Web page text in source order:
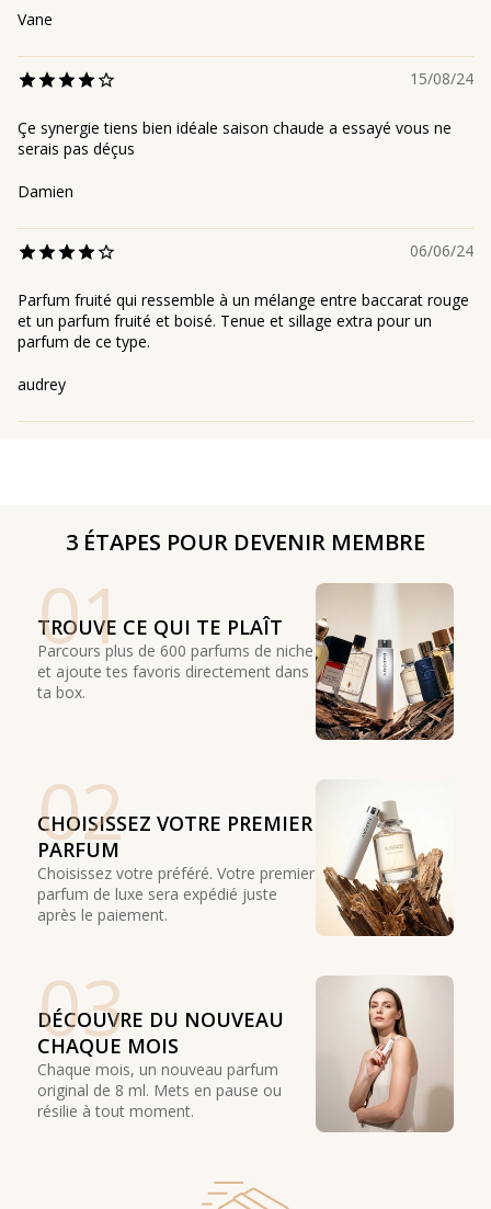
Vane
15/08/24
Çe synergie tiens bien idéale saison chaude a essayé vous ne
serais pas déçus
Damien
06/06/24
Parfum fruité qui ressemble à un mélange entre baccarat rouge
et un parfum fruité et boisé. Tenue et sillage extra pour un
parfum de ce type.
audrey
3 ÉTAPES POUR DEVENIR MEMBRE
01
TROUVE CE QUI TE PLAÎT
Parcours plus de 600 parfums de niche
et ajoute tes favoris directement dans
ta box.
02
CHOISISSEZ VOTRE PREMIER
PARFUM
Choisissez votre préféré. Votre premier
parfum de luxe sera expédié juste
après le paiement.
03
DÉCOUVRE DU NOUVEAU
CHAQUE MOIS
Chaque mois, un nouveau parfum
original de 8 ml. Mets en pause ou
résilie à tout moment.